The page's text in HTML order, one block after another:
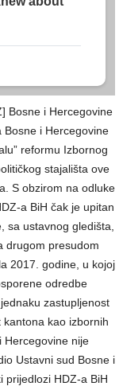
Bosne i Hercegovine
i Hercegovine
reformu Izbornog
stajališta ove
S obzirom na odluke
a BiH čak je upitan
sa ustavnog gledišta,
drugom presudom
2017. godine, u kojoj
odredbe
zastupljenost
kao izbornih
Hercegovine nije
Ustavni sud Bosne i
prijedlozi HDZ-a BiH